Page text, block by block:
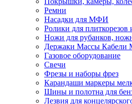
Ремни
Насадки для МФИ
Ролики для плиткорезов
Ножи для рубанков,
Держаки Массы Кабели
Газовое оборудование
Свечи
Фрезы и наборы фрез
Карандаши маркеры
Шины и полотна для
Лезвия для